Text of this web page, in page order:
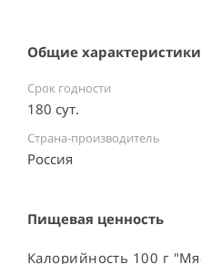
Общие характеристики
Срок годности
180 сут.
Страна-производитель
Россия ⠀
Пищевая ценность
Калорийность 100 г